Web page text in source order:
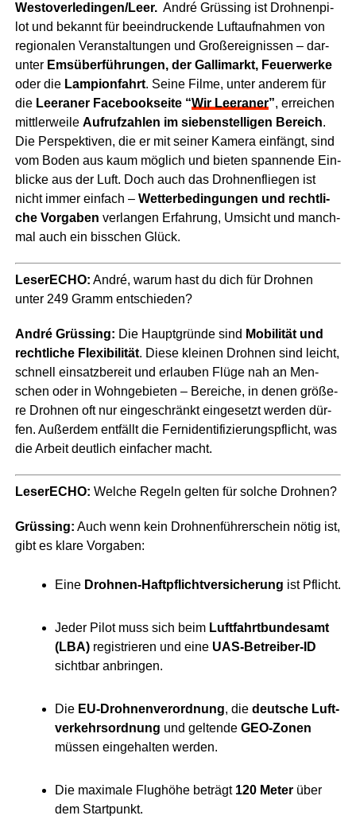
Westoverledingen/Leer.André Grüs­sing ist Droh­nen­pi­
lot und bekannt für beein­dru­cken­de Luft­auf­nah­men von
regio­na­len Ver­an­stal­tun­gen und Groß­ereig­nis­sen – dar­
un­ter Ems­über­füh­run­gen, der Gal­li­markt, Feu­er­wer­ke
oder die Lam­pion­fahrt. Sei­ne Fil­me, unter ande­rem für
die Leera­ner Face­book­sei­te “Wir Leera­ner”, errei­chen
mitt­ler­wei­le Auf­ruf­zah­len im sie­ben­stel­li­gen Bereich.
Die Per­spek­ti­ven, die er mit sei­ner Kame­ra ein­fängt, sind
vom Boden aus kaum mög­lich und bie­ten span­nen­de Ein­
bli­cke aus der Luft. Doch auch das Droh­nen­flie­gen ist
nicht immer ein­fach – Wet­ter­be­din­gun­gen und recht­li­
che Vor­ga­ben ver­lan­gen Erfah­rung, Umsicht und manch­
mal auch ein biss­chen Glück.
Lese­r­ECHO: André, war­um hast du dich für Droh­nen
unter 249 Gramm entschieden?
André Grüs­sing: Die Haupt­grün­de sind Mobi­li­tät und
recht­li­che Fle­xi­bi­li­tät. Die­se klei­nen Droh­nen sind leicht,
schnell ein­satz­be­reit und erlau­ben Flü­ge nah an Men­
schen oder in Wohn­ge­bie­ten – Berei­che, in denen grö­ße­
re Droh­nen oft nur ein­ge­schränkt ein­ge­setzt wer­den dür­
fen. Außer­dem ent­fällt die Fern­iden­ti­fi­zie­rungs­pflicht, was
die Arbeit deut­lich ein­fa­cher macht.
Lese­r­ECHO: Wel­che Regeln gel­ten für sol­che Drohnen?
Grüs­sing: Auch wenn kein Droh­nen­füh­rer­schein nötig ist,
gibt es kla­re Vorgaben:
Eine Droh­nen-Haft­pflicht­ver­si­che­rung ist Pflicht.
Jeder Pilot muss sich beim Luft­fahrt­bun­des­amt
(LBA)regis­trie­ren und eine UAS-Betrei­ber-ID
sicht­bar anbringen.
Die EU-Droh­nen­ver­ord­nung, die deut­sche Luft­
ver­kehrs­ord­nung und gel­ten­de GEO-Zonen
müs­sen ein­ge­hal­ten werden.
Die maxi­ma­le Flug­hö­he beträgt 120 Meterüber
dem Startpunkt.